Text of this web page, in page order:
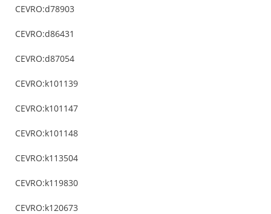
CEVRO:d78903
CEVRO:d86431
CEVRO:d87054
CEVRO:k101139
CEVRO:k101147
CEVRO:k101148
CEVRO:k113504
CEVRO:k119830
CEVRO:k120673